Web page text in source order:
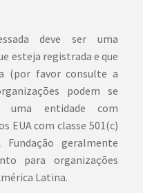
deve ser uma
esteja registrada e que
(por favor consulte a
podem se
uma entidade com
EUA com classe 501(c)
geralmente
para organizações
Latina.